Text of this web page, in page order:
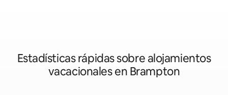
Estadísticas rápidas sobre alojamientos
vacacionales en Brampton